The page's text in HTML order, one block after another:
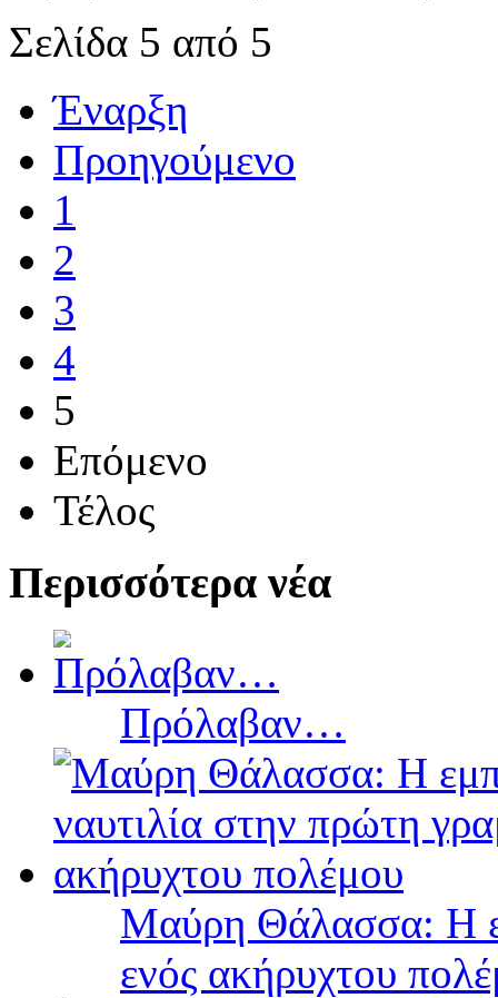
Σελίδα 5 από 5
Έναρξη
Προηγούμενο
1
2
3
4
5
Επόμενο
Τέλος
Περισσότερα νέα
Πρόλαβαν…
Μαύρη Θάλασσα: Η
ενός ακήρυχτου